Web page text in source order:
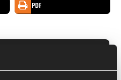
PDF
6065-029